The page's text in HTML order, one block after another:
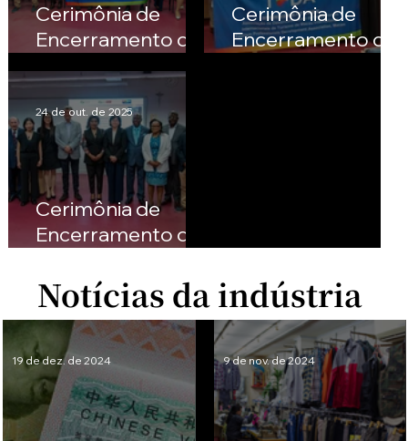
Cerimônia de
Encerramento do
Diploma em
Práticas de
Turismo
Sustentável
realizada em
Outubro de 2025
Cerimônia de
Encerramento do
Cerimônia de
Encerramento do
Práticas de
Turismo
Sustentável
realizada em
Outubro de 2025
24 de out. de 2025
Notícias da indústria
Notícias da indústria
19 de dez. de 2024 9 de nov. de 2024